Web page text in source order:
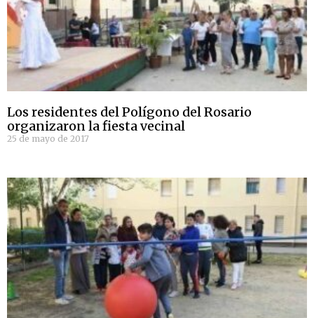
Los residentes del Polígono del Rosario
organizaron la fiesta vecinal
25 de mayo de 2017